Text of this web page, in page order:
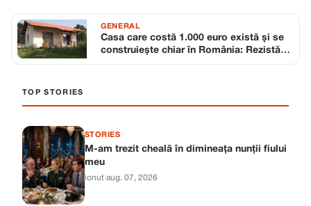
GENERAL
Casa care costă 1.000 euro există și se
construiește chiar în România: Rezistă
TOP STORIES
STORIES
M-am trezit cheală în dimineața nunții fiului
meu
ionut·aug. 07, 2026